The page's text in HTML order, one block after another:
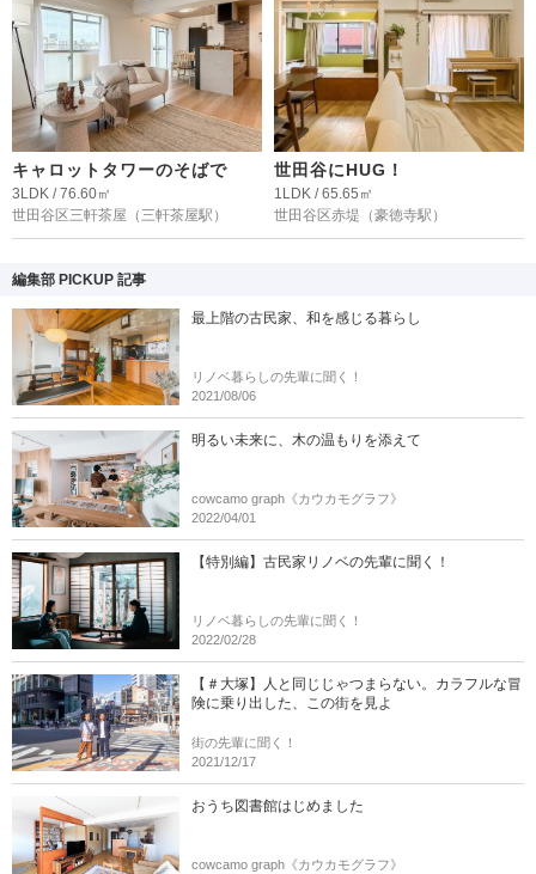
キャロットタワーのそばで
3LDK / 76.60㎡
世田谷区三軒茶屋 （三軒茶屋駅）
世田谷にHUG！
1LDK / 65.65㎡
世田谷区赤堤 （豪徳寺駅）
編集部 PICKUP 記事
最上階の古民家、和を感じる暮らし
リノベ暮らしの先輩に聞く！
2021/08/06
明るい未来に、木の温もりを添えて
cowcamo graph《カウカモグラフ》
2022/04/01
【特別編】古民家リノベの先輩に聞く！
リノベ暮らしの先輩に聞く！
2022/02/28
【＃大塚】人と同じじゃつまらない。カラフルな冒
険に乗り出した、この街を見よ
街の先輩に聞く！
2021/12/17
おうち図書館はじめました
cowcamo graph《カウカモグラフ》